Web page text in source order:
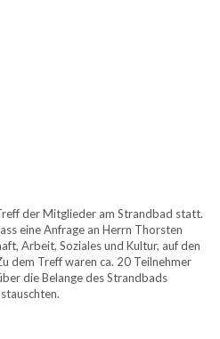
der Mitglieder am Strandbad statt.
eine Anfrage an Herrn Thorsten
Arbeit, Soziales und Kultur, auf den
dem Treff waren ca. 20 Teilnehmer
die Belange des Strandbads